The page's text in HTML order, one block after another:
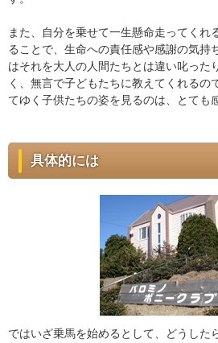
また、自分を乗せて一生懸命走ってくれ
ることで、生命への責任感や感謝の気持
はそれを大人の人間たちとは違い叱った
く、無言で子どもたちに教えてくれるの
てゆく子供たちの姿を見るのは、とても
具体的には
ではいざ乗馬を始めるとして、どうした